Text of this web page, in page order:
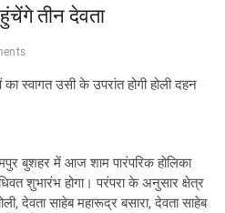
तीन देवता
स्वागत उसी के उपरांत होगी होली दहन
बुशहर में आज शाम पारंपरिक होलिका
शुभारंभ होगा। परंपरा के अनुसार क्षेत्र
देवता साहेब महारूद्र बसारा, देवता साहेब